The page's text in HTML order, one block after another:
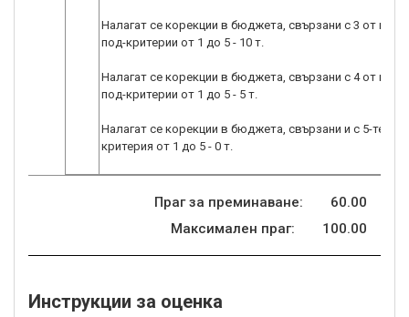
Налагат се корекции в бюджета, свързани с 3 от
под-критерии от 1 до 5 - 10 т.
Налагат се корекции в бюджета, свързани с 4 от
под-критерии от 1 до 5 - 5 т.
Налагат се корекции в бюджета, свързани и с 5-те
критерия от 1 до 5 - 0 т.
60.00
Праг за преминаване:
100.00
Максимален праг:
Инструкции за оценка